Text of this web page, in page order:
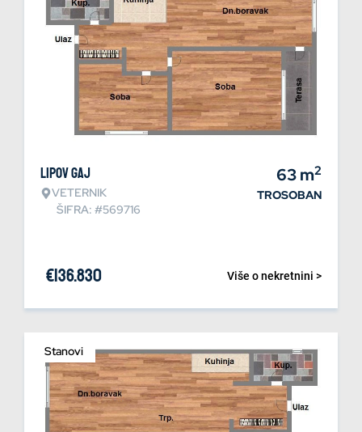
Lipov gaj
VETERNIK
ŠIFRA: #569716
63m2
TROSOBAN
Više o nekretnini >
€136.830
Stanovi